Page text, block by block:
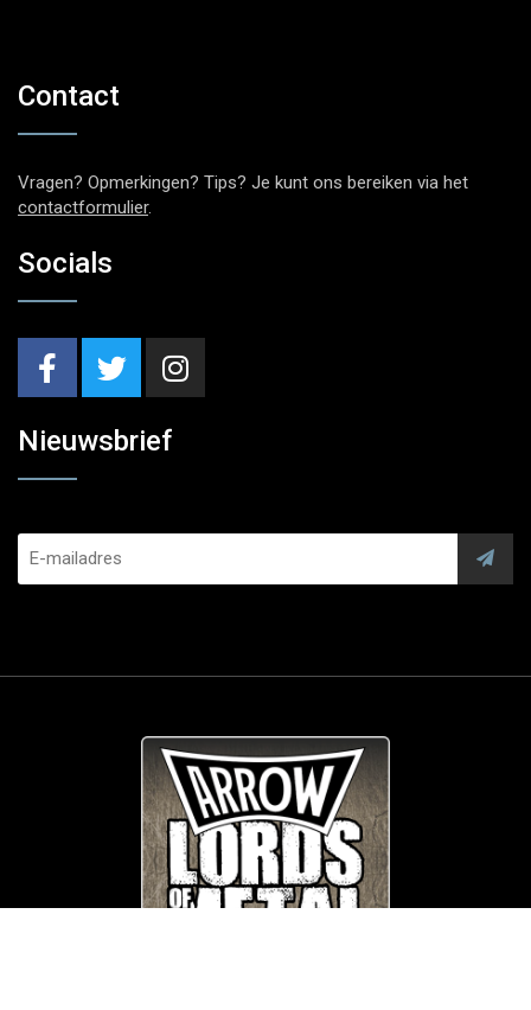
Contact
Vragen? Opmerkingen? Tips? Je kunt ons bereiken via het
contactformulier.
Socials
Nieuwsbrief